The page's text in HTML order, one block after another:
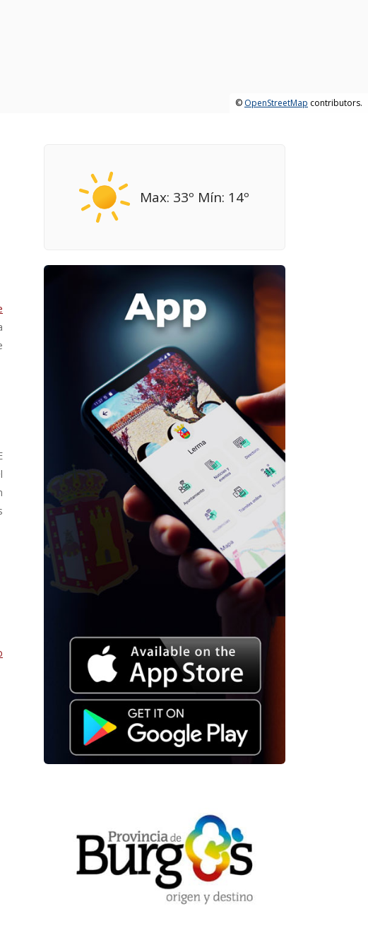
© OpenStreetMap contributors.
Max: 33º Mín: 14º